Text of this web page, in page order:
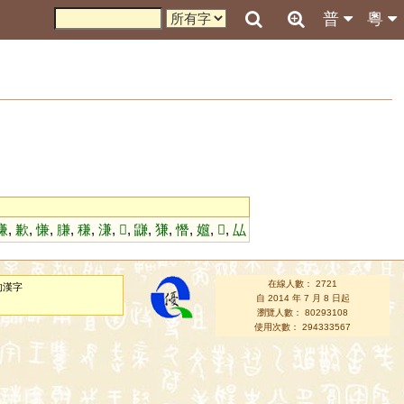
粵
普
, 歉,慊, 膁, 稴, 溓, 𤬓, 鼸, 㺌,憯, 孂, 𡕢, 厸
漢字
在線人數： 2721
自 2014 年 7 月 8 日起
瀏覽人數： 80293108
使用次數： 294333567